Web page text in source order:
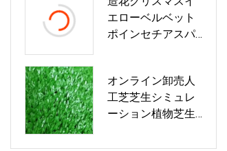
エローベルベット
ポインセチアスパ
用クリスマスオー
ナメント
オンライン卸売人
工芝芝生シミュレ
ーション植物芝生